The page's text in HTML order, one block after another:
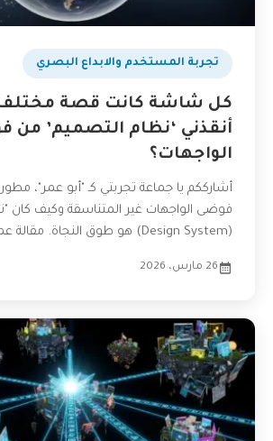
تجربة المستخدم والابداع البصري
كل شاشة كانت قصة
أنقذني ‘نظام التصميم’ من
الواجهات؟
أشارككم يا جماعة تجربتي كـ "أبو عمر"،
فوضى الواجهات غير المتناسقة وكيف كان
(Design System) هو طوق النجاة. مقالة عملية...
26 مارس، 2026